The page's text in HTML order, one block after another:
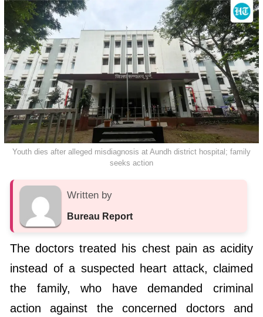
Youth dies after alleged misdiagnosis at Aundh district hospital; family
seeks action
Written by
Bureau Report
The doctors treated his chest pain as acidity
instead of a suspected heart attack, claimed
the family, who have demanded criminal
action against the concerned doctors and